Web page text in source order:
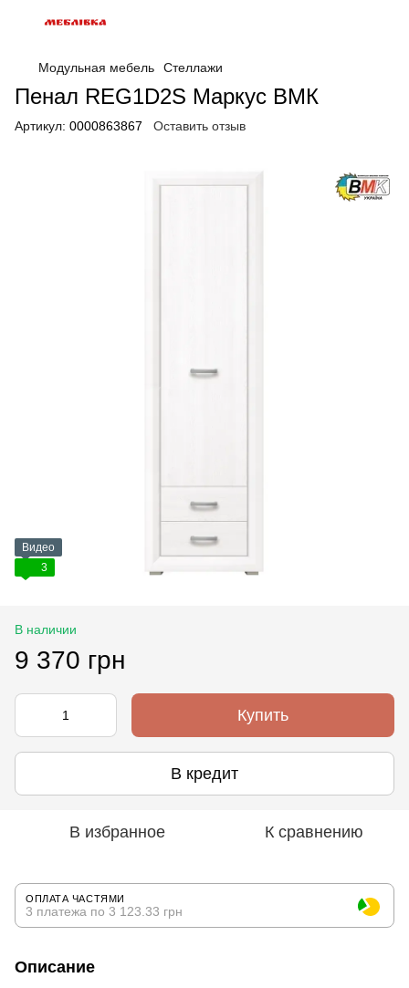
Модульная мебель Стеллажи
Пенал REG1D2S Маркус ВМК
Артикул: 0000863867 Оставить отзыв
Видео
3
В наличии
9 370 грн
Купить
В кредит
В избранное К сравнению
ОПЛАТА ЧАСТЯМИ
3 платежа по 3 123.33 грн
Описание